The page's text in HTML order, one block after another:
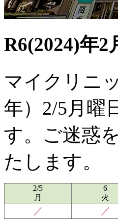
R6(2024)年2
マイクリニ
年）2/5月曜
す。ご迷惑
たします。
2/5
月
6
火
／ ／